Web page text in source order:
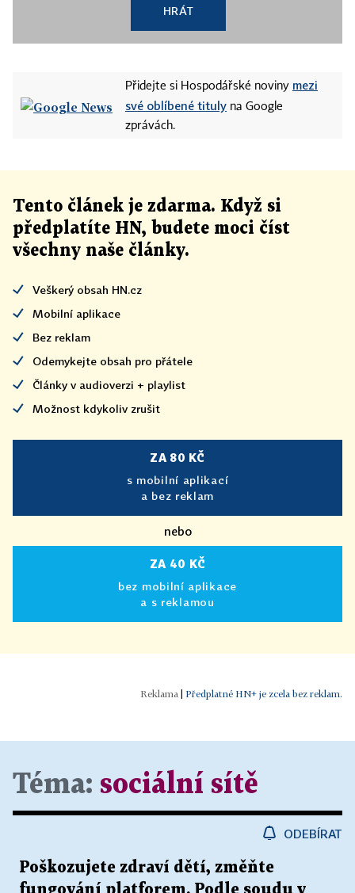
HRÁT
Přidejte si Hospodářské noviny mezi
své oblíbené tituly na Google
zprávách.
Tento článek je zdarma. Když si
předplatíte HN, budete moci číst
všechny naše články.
Veškerý obsah HN.cz
Mobilní aplikace
Bez reklam
Odemykejte obsah pro přátele
Články v audioverzi + playlist
Možnost kdykoliv zrušit
ZA 80 KČ
s mobilní aplikací
a bez reklam
nebo
ZA 40 KČ
bez mobilní aplikace
a s reklamou
| Předplatné HN+ je zcela bez reklam.
Téma: sociální sítě
ODEBÍRAT
Poškozujete zdraví dětí, změňte
fungování platforem. Podle soudu v